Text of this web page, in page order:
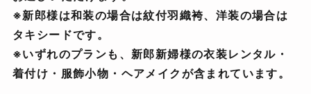
※新郎様は和装の場合は紋付羽織袴、洋装の場合は
タキシードです。
※いずれのプランも、新郎新婦様の衣装レンタル・
着付け・服飾小物・ヘアメイクが含まれています。